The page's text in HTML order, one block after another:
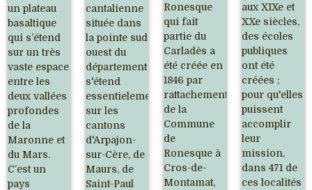
un plateau
basaltique
qui s’étend
sur un très
vaste espace
entre les
deux vallées
profondes
de la
Maronne et
du Mars.
C’est un
pays
cantalienne
située dans
la pointe sud
ouest du
département
s'étend
essentielement
sur les
cantons
d'Arpajon-
sur-Cère, de
Maurs, de
Saint-Paul
Ronesque
qui fait
partie du
Carladès a
été créée en
1846 par
rattachement
de la
Commune
de
Ronesque à
Cros-de-
Montamat,
aux XIXe et
XXe siècles,
des écoles
publiques
ont été
créées ;
pour qu'elles
puissent
accomplir
leur
mission,
dans 471 de
ces localités